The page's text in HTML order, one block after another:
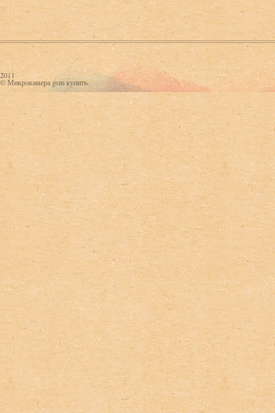
2011
© Микрокамера gsm купить.